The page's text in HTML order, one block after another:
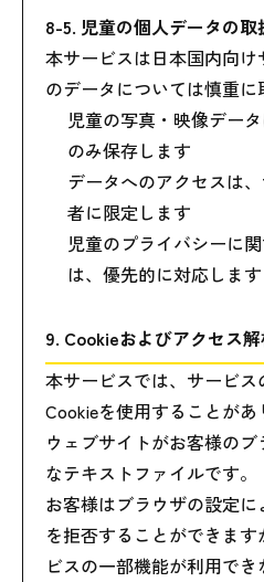
8-5. 児童の個人データの取
本サービスは日本国内向
のデータについては慎重に
児童の写真・映像デー
のみ保存します
データへのアクセスは
者に限定します
児童のプライバシーに
は、優先的に対応します
9. Cookieおよびアクセス
本サービスでは、サービ
Cookieを使用することがあ
ウェブサイトがお客様の
なテキストファイルです。
お客様はブラウザの設定に
を拒否することができま
ビスの一部機能が利用で